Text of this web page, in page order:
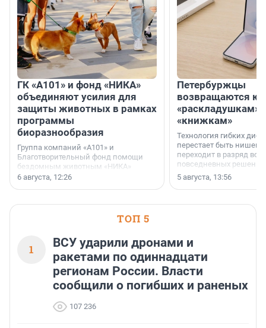
ГК «А101» и фонд «НИКА»
объединяют усилия для
защиты животных в рамках
программы
биоразнообразия
Группа компаний «А101» и
Благотворительный фонд помощи
бездомным животным «НИКА»
заключили соглашение о
6 августа, 12:26
Петербуржцы
возвращаются к
«раскладушкам»
«книжкам»
Технология гибких
перестает быть
переходит в разряд
повседневных
5 августа, 13:56
ТОП 5
1
ВСУ ударили дронами и
ракетами по одиннадцати
регионам России. Власти
сообщили о погибших и раненых
107 236